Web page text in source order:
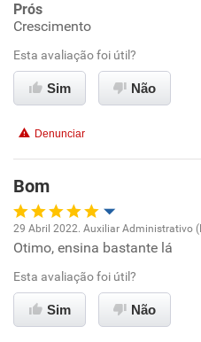
Ambiente de trabalho
Conciliação com a vida familiar
Prós
Crescimento
Esta avaliação foi útil?
Sim Não
Denunciar
Bom
Oportunidade de promoção
Ambiente de trabalho
29 Abril 2022. Auxiliar Administrativo
Otimo, ensina bastante lá
Esta avaliação foi útil?
Sim Não